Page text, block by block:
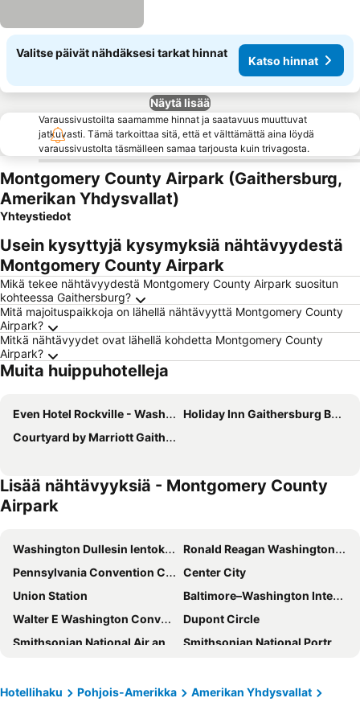
Valitse päivät nähdäksesi tarkat hinnat
Katso hinnat
Näytä lisää
Varaussivustoilta saamamme hinnat ja saatavuus muuttuvat
jatkuvasti. Tämä tarkoittaa sitä, että et välttämättä aina löydä
varaussivustolta täsmälleen samaa tarjousta kuin trivagosta.
Montgomery County Airpark (Gaithersburg,
Amerikan Yhdysvallat)
Yhteystiedot
Usein kysyttyjä kysymyksiä nähtävyydestä
Montgomery County Airpark
Mikä tekee nähtävyydestä Montgomery County Airpark suositun
kohteessa Gaithersburg?
Mitä majoituspaikkoja on lähellä nähtävyyttä Montgomery County
Airpark?
Mitkä nähtävyydet ovat lähellä kohdetta Montgomery County
Airpark?
Muita huippuhotelleja
Even Hotel Rockville - Washington Dc Area By Ihg
Holiday Inn Gaithersburg By Ihg
Courtyard by Marriott Gaithersburg Washingtonian Center
Lisää nähtävyyksiä - Montgomery County
Airpark
Washington Dullesin lentokenttä
Ronald Reagan Washington National Airport
Pennsylvania Convention Center
Center City
Union Station
Baltimore–Washington International Airport
Walter E Washington Convention Center
Dupont Circle
Smithsonian National Air and Space Museum
Smithsonian National Portrait Gallery
Citizens Bank Park
Valkoinen talo
Hotellihaku Pohjois-Amerikka
Amerikan Yhdysvallat